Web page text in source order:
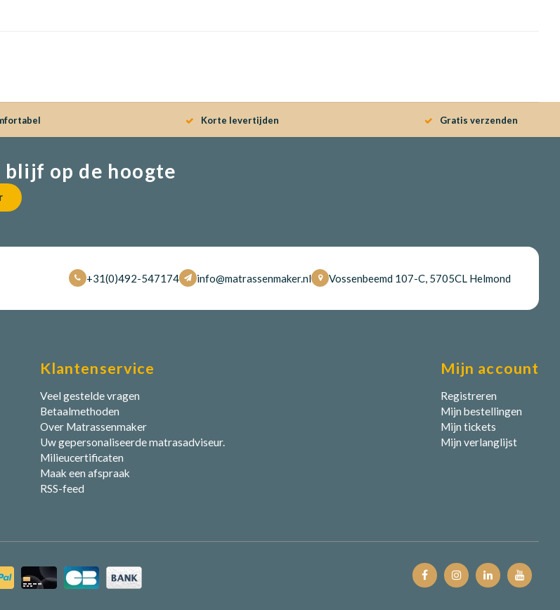
Korte levertijden Gratis verzenden
op de hoogte
+31(0)492-547174 info@matrassenmaker.nl Vossenbeemd 107-C, 5705CL Helmond
Klantenservice
Veel gestelde vragen
Betaalmethoden
Over Matrassenmaker
Uw gepersonaliseerde matrasadviseur.
Milieucertificaten
Maak een afspraak
RSS-feed
Mijn account
Registreren
Mijn bestellingen
Mijn tickets
Mijn verlanglijst